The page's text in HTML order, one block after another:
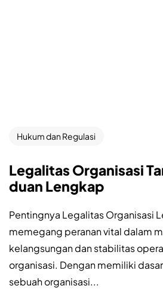
Hukum dan Regulasi
Legalitas Organisasi
duan Lengkap
Pentingnya Legalitas Organisasi
memegang peranan vital dalam
kelangsungan dan stabilitas
organisasi. Dengan memiliki
sebuah organisasi...